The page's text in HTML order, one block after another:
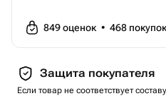
849оценок • 468 покупок
Защита покупателя
Если товар не соответствует